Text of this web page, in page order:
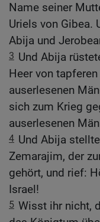
Name seiner
Uriels von Gibea.
Abija und
3 Und Abija
Heer von
auserlesenen
sich zum Krieg
auserlesenen
4 Und Abija
Zemarajim, der
gehört, und rief:
Israel!
5 Wisst ihr nicht,